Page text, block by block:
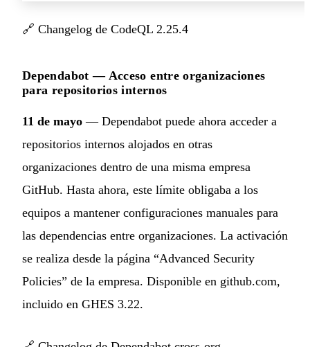
🔗 Changelog de CodeQL 2.25.4
Dependabot — Acceso entre organizaciones
para repositorios internos
11 de mayo — Dependabot puede ahora acceder a
repositorios internos alojados en otras
organizaciones dentro de una misma empresa
GitHub. Hasta ahora, este límite obligaba a los
equipos a mantener configuraciones manuales para
las dependencias entre organizaciones. La activación
se realiza desde la página “Advanced Security
Policies” de la empresa. Disponible en github.com,
incluido en GHES 3.22.